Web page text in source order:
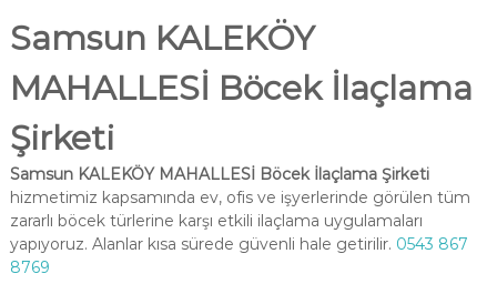
Samsun KALEKÖY
MAHALLESİ Böcek İlaçlama
Şirketi
Samsun KALEKÖY MAHALLESİ Böcek İlaçlama Şirketi
hizmetimiz kapsamında ev, ofis ve işyerlerinde görülen tüm
zararlı böcek türlerine karşı etkili ilaçlama uygulamaları
yapıyoruz. Alanlar kısa sürede güvenli hale getirilir. 0543 867
8769